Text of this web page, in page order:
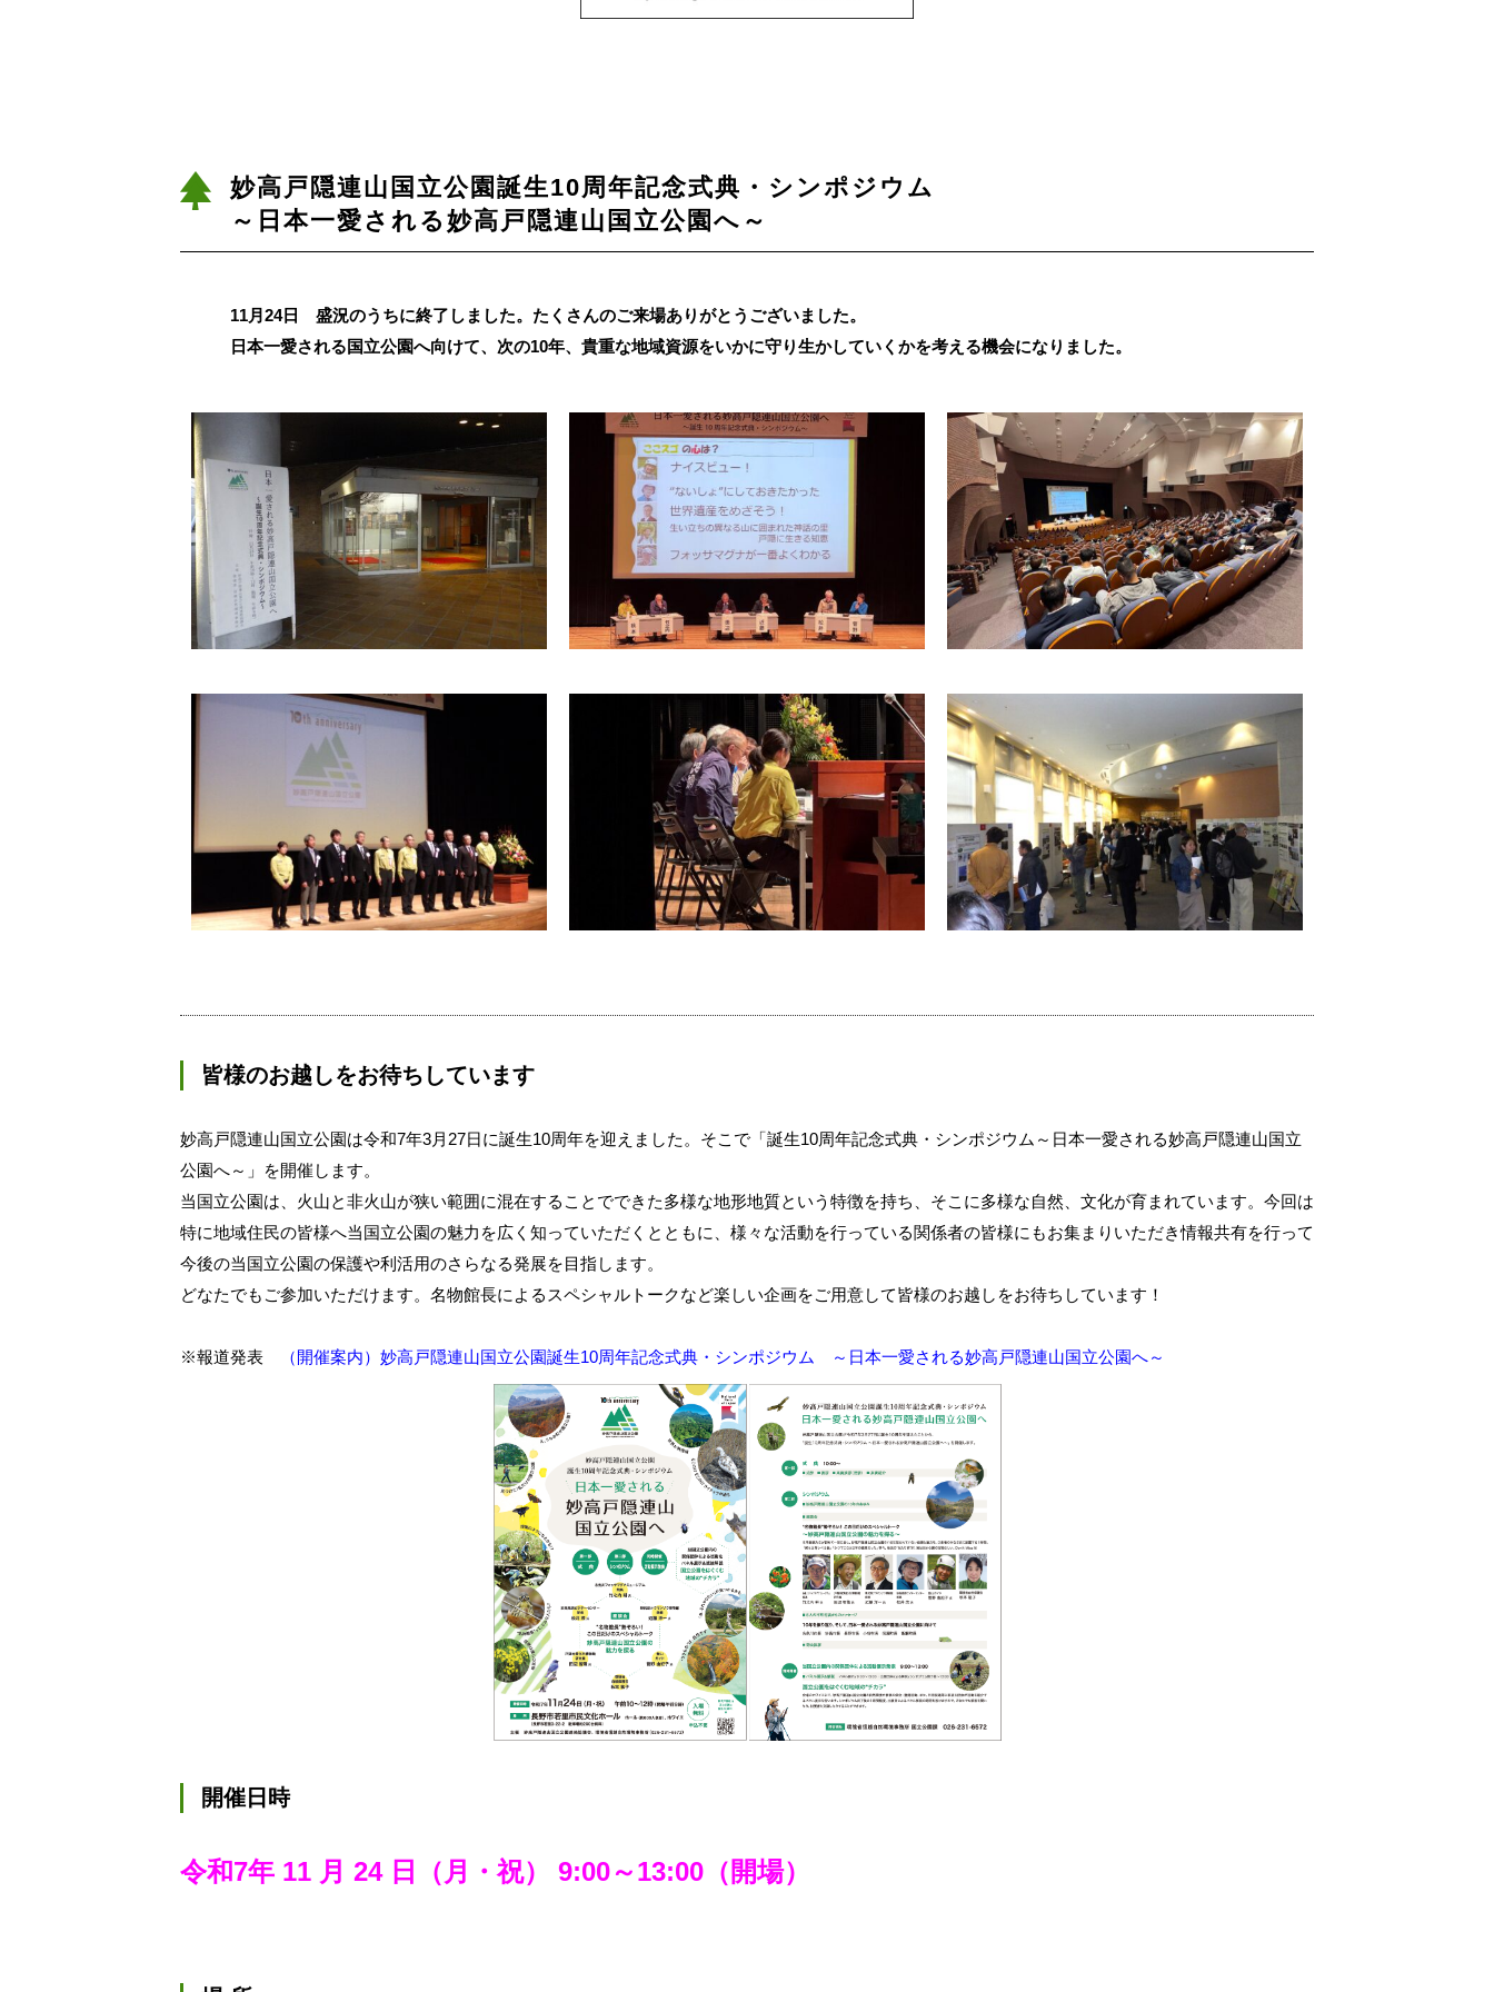
妙高戸隠連山国立公園誕生10周年記念式典・シンポジウム
～日本一愛される妙高戸隠連山国立公園へ～
11月24日 盛況のうちに終了しました。たくさんのご来場ありがとうございました。
日本一愛される国立公園へ向けて、次の10年、貴重な地域資源をいかに守り生かしていくかを考える機会になりました。
皆様のお越しをお待ちしています
妙高戸隠連山国立公園は令和7年3月27日に誕生10周年を迎えました。そこで「誕生10周年記念式典・シンポジウム～日本一愛される妙高戸隠連山国立
公園へ～」を開催します。
当国立公園は、火山と非火山が狭い範囲に混在することでできた多様な地形地質という特徴を持ち、そこに多様な自然、文化が育まれています。今回は
特に地域住民の皆様へ当国立公園の魅力を広く知っていただくとともに、様々な活動を行っている関係者の皆様にもお集まりいただき情報共有を行って
今後の当国立公園の保護や利活用のさらなる発展を目指します。
どなたでもご参加いただけます。名物館長によるスペシャルトークなど楽しい企画をご用意して皆様のお越しをお待ちしています！
※報道発表 （開催案内）妙高戸隠連山国立公園誕生10周年記念式典・シンポジウム ～日本一愛される妙高戸隠連山国立公園へ～
開催日時
令和7年 11 月 24 日（月・祝） 9:00～13:00（開場）